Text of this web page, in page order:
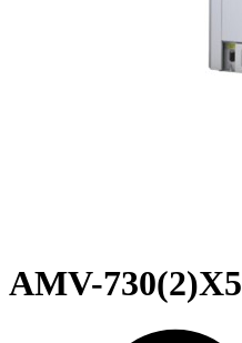
AMV-730(2)X5